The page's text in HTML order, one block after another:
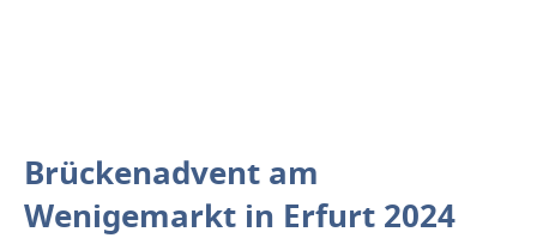
Brückenadvent am
Wenigemarkt in Erfurt 2024